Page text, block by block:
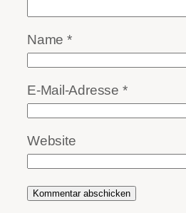
Name *
E-Mail-Adresse *
Website